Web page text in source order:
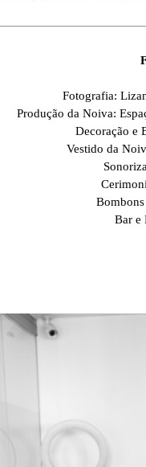
Fotografia:
Produção da Noiva:
Decoração e
Vestido da
Bar e